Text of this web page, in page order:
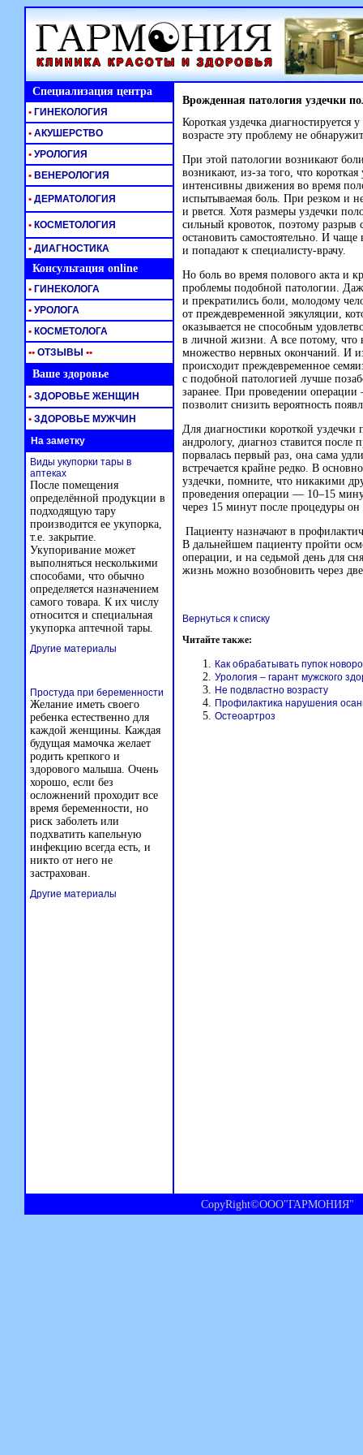
Специализация центра Врожденная патология уздечки
Короткая уздечка диагностируется
возрасте эту проблему не
При этой патологии возникают
возникают, из-за того, что
интенсивны движения во время
испытываемая боль. При резком и
и рвется. Хотя размеры уздечки
сильный кровоток, поэтому разрыв
остановить самостоятельно. И
и попадают к специалисту-врачу.
Но боль во время полового акта и
проблемы подобной патологии.
и прекратились боли, молодому
от преждевременной эякуляции,
оказывается не способным
в личной жизни. А все потому, что
множество нервных окончаний. И
происходит преждевременное
с подобной патологией лучше
заранее. При проведении
позволит снизить вероятность
Для диагностики короткой уздечки
андрологу, диагноз ставится после
порвалась первый раз, она сама
встречается крайне редко. В
уздечки, помните, что никакими
проведения операции — 10–15
через 15 минут после процедуры
Пациенту назначают в
В дальнейшем пациенту пройти
операции, и на седьмой день для
жизнь можно возобновить через
Вернуться к списку
Читайте также:
Как обрабатывать пупок
Урология – гарант мужского
Не подвластно возрасту
Профилактика нарушения
Остеоартроз
• ГИНЕКОЛОГИЯ
• АКУШЕРСТВО
• УРОЛОГИЯ
• ВЕНЕРОЛОГИЯ
• ДЕРМАТОЛОГИЯ
• КОСМЕТОЛОГИЯ
• ДИАГНОСТИКА
Консультация online
• ГИНЕКОЛОГА
• УРОЛОГА
• КОСМЕТОЛОГА
•• ОТЗЫВЫ ••
Ваше здоровье
• ЗДОРОВЬЕ ЖЕНЩИН
• ЗДОРОВЬЕ МУЖЧИН
На заметку
Виды укупорки тары в
аптеках
После помещения
определённой продукции в
подходящую тару
производится ее укупорка,
т.е. закрытие.
Укупоривание может
выполняться несколькими
способами, что обычно
определяется назначением
самого товара. К их числу
относится и специальная
укупорка аптечной тары.
Другие материалы
Простуда при беременности
Желание иметь своего
ребенка естественно для
каждой женщины. Каждая
будущая мамочка желает
родить крепкого и
здорового малыша. Очень
хорошо, если без
осложнений проходит все
время беременности, но
риск заболеть или
подхватить капельную
инфекцию всегда есть, и
никто от него не
застрахован.
Другие материалы